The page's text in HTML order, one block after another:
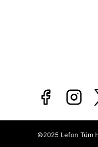
©2025 Lefon Tüm